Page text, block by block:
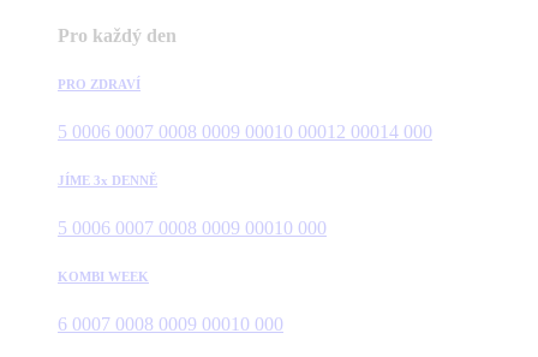
Pro každý den
PRO ZDRAVÍ
5 0006 0007 0008 0009 00010 00012 00014 000
JÍME 3x DENNĚ
5 0006 0007 0008 0009 00010 000
KOMBI WEEK
6 0007 0008 0009 00010 000